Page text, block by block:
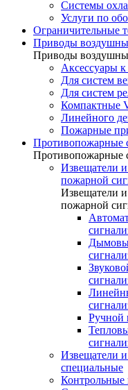
Системы
Услуги по
Ограничительные
Приводы
Приводы
Аксессуары
Для систем
Для систем
Компактные
Линейного
Пожарные
Противопожарные
Противопожарные
Извещатели
пожарной
Извещатели
пожарной
Ручной
Извещатели
специальные
Контрольные